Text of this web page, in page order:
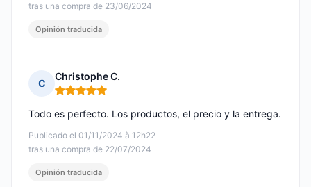
tras una compra de 23/06/2024
Opinión traducida
C
Christophe C.
Nota: 5 de 5
Publicado el 01/11/2024 à 12h22
tras una compra de 22/07/2024
Todo es perfecto. Los productos, el precio y la entrega.
Opinión traducida